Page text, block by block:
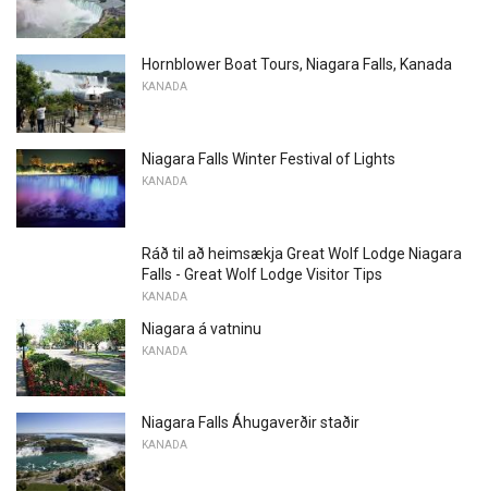
Hornblower Boat Tours, Niagara Falls, Kanada
KANADA
Niagara Falls Winter Festival of Lights
KANADA
Ráð til að heimsækja Great Wolf Lodge Niagara
Falls - Great Wolf Lodge Visitor Tips
KANADA
Niagara á vatninu
KANADA
Niagara Falls Áhugaverðir staðir
KANADA